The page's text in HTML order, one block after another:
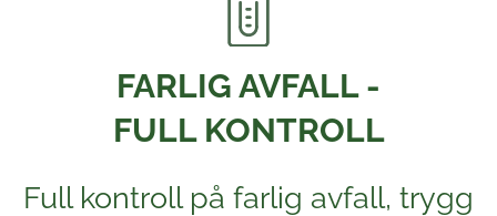
FARLIG AVFALL -
FULL KONTROLL
Full kontroll på farlig avfall, trygg